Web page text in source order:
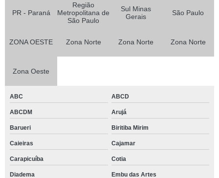
PR - Paraná
Região
Metropolitana de
São Paulo
Sul Minas
Gerais
São Paulo
ZONA OESTE Zona Norte Zona Norte Zona Norte
Zona Oeste
ABC ABCD
ABCDM Arujá
Barueri Biritiba Mirim
Caieiras Cajamar
Carapicuíba Cotia
Diadema Embu das Artes